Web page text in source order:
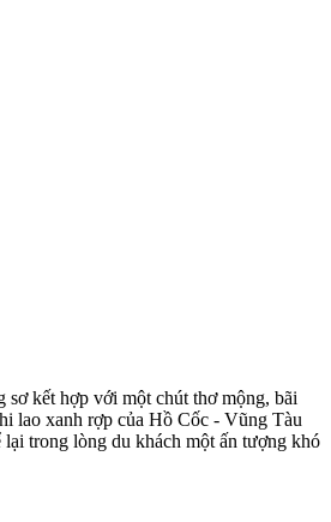
sơ kết hợp với một chút thơ mộng, bãi
lao xanh rợp của Hồ Cốc - Vũng Tàu
lại trong lòng du khách một ấn tượng khó